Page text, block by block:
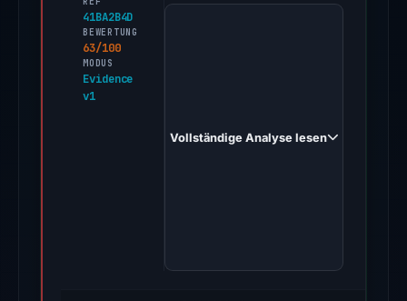
41BA2B4D
BEWERTUNG
63/100
MODUS
Evidence
v1
PhishDestroy
19,
Vollständige Analyse lesen